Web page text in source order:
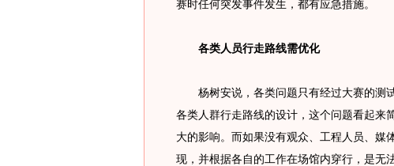
赛时任何突发事件发生，都有应急措施。
各类人员行走路线需优化
杨树安说，各类问题只有经过大赛的测
各类人群行走路线的设计，这个问题看起来
大的影响。而如果没有观众、工程人员、媒
现，并根据各自的工作在场馆内穿行，是无